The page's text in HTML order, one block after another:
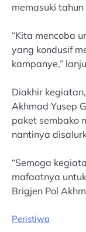
memasuki
“Kita mencoba
yang kondusif
kampanye,”
Diakhir
Akhmad Yusep
paket sembako
nantinya
“Semoga
mafaatnya
Brigjen Pol
Peristiwa